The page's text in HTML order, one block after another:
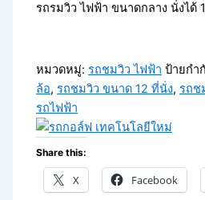
รถรมวิว ไฟฟ้า ขนาดกลาง นั่งได้
หมวดหมู่:รถชมวิว ไฟฟ้า ป้ายกำ
ล้อ,รถชมวิว ขนาด 12 ที่นั่ง,รถช
รถไฟฟ้า
Share this:
X Facebook